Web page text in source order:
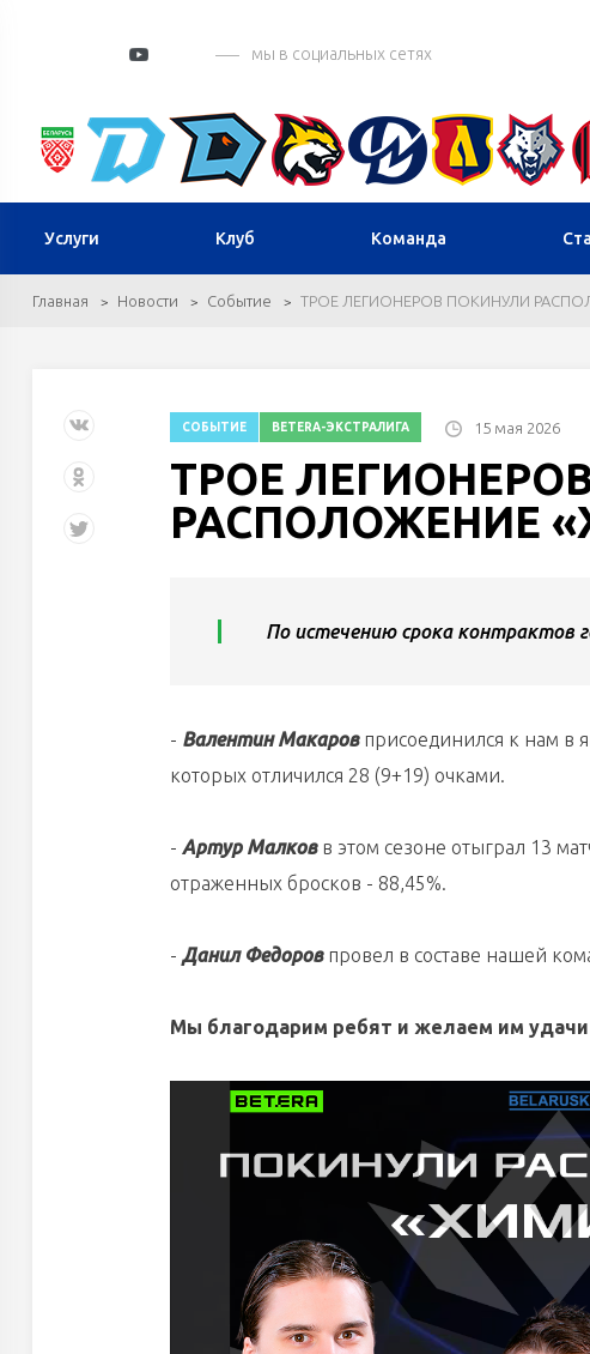
мы в социальных сетях
Услуги Клуб Команда
Главная Новости Событие ТРОЕ ЛЕГИОНЕРОВ ПОКИНУЛИ
СОБЫТИЕ BETERA-ЭКСТРАЛИГА 15 мая 2026
ТРОЕ
РАСПОЛОЖЕНИЕ
По истечению срока контрактов
- Валентин Макаровприсоединился к нам в
которых отличился 28 (9+19) очками.
- Артур Малковв этом сезоне отыграл 13
отраженных бросков - 88,45%.
- Данил Федоровпровел в составе нашей
Мы благодарим ребят и желаем им